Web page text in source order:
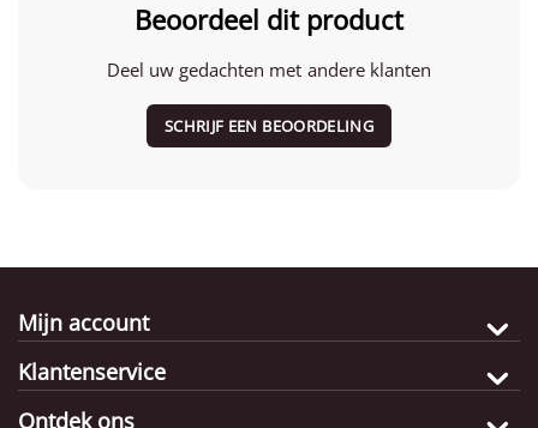
Beoordeel dit product
Deel uw gedachten met andere klanten
SCHRIJF EEN BEOORDELING
Mijn account
Klantenservice
Ontdek ons